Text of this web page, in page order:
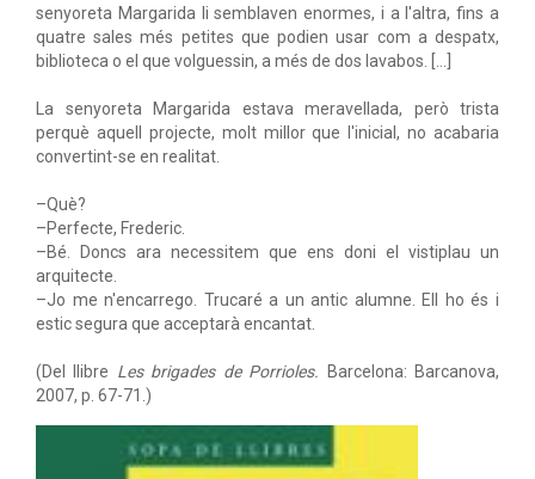
senyoreta Margarida li semblaven enormes, i a l'altra, fins a
quatre sales més petites que podien usar com a despatx,
biblioteca o el que volguessin, a més de dos lavabos. [...]
La senyoreta Margarida estava meravellada, però trista
perquè aquell projecte, molt millor que l'inicial, no acabaria
convertint-se en realitat.
–Què?
–Perfecte, Frederic.
–Bé. Doncs ara necessitem que ens doni el vistiplau un
arquitecte.
–Jo me n'encarrego. Trucaré a un antic alumne. Ell ho és i
estic segura que acceptarà encantat.
(Del llibre Les brigades de Porrioles. Barcelona: Barcanova,
2007, p. 67-71.)